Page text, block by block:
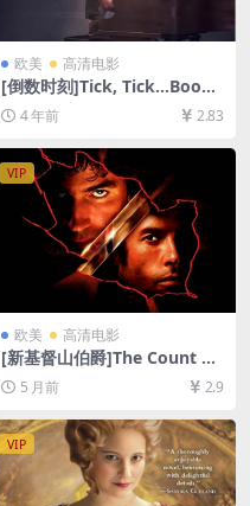
欧美 高清电影
[倒数时刻]Tick, Tick…Boom!
(2021)[百度网盘+迅雷云盘资
源1080P超清未删减][MP4/7.
3GB][中英字幕]
4 年前 2.83
VIP
欧美 高清电影
[新基督山伯爵]The Count of
Monte Cristo (2002)[百度网
盘+夸克网盘1080P超清未删
[MP4/8.6GB][中英字幕]
5 月前 2.9
VIP